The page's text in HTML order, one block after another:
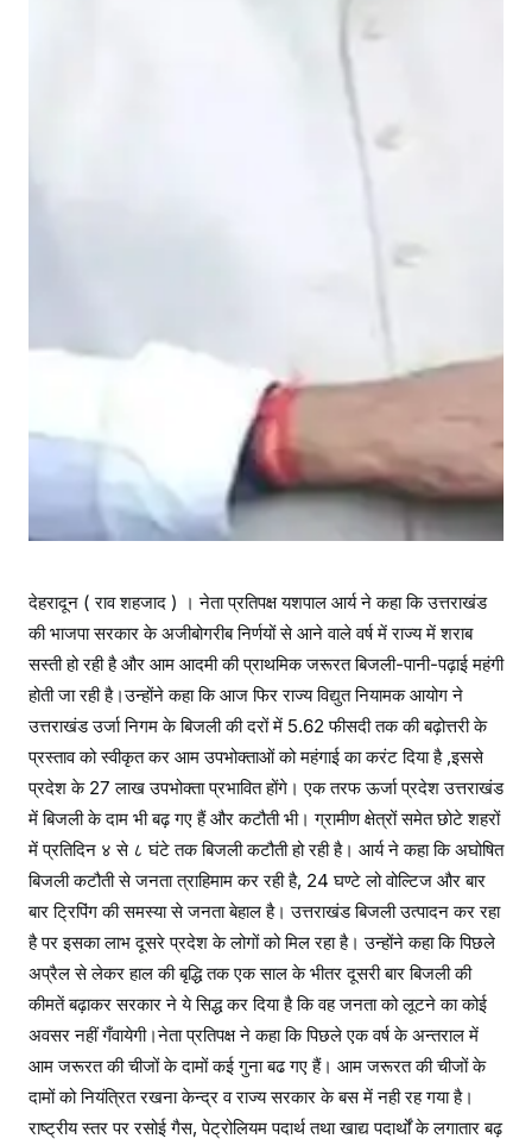
देहरादून ( राव शहजाद ) । नेता प्रतिपक्ष यशपाल आर्य ने कहा कि उत्तराखंड
की भाजपा सरकार के अजीबोगरीब निर्णयों से आने वाले वर्ष में राज्य में शराब
सस्ती हो रही है और आम आदमी की प्राथमिक जरूरत बिजली-पानी-पढ़ाई महंगी
होती जा रही है।उन्होंने कहा कि आज फिर राज्य विद्युत नियामक आयोग ने
उत्तराखंड उर्जा निगम के बिजली की दरों में 5.62 फीसदी तक की बढ़ोत्तरी के
प्रस्ताव को स्वीकृत कर आम उपभोक्ताओं को महंगाई का करंट दिया है ,इससे
प्रदेश के 27 लाख उपभोक्ता प्रभावित होंगे। एक तरफ ऊर्जा प्रदेश उत्तराखंड
में बिजली के दाम भी बढ़ गए हैं और कटौती भी। ग्रामीण क्षेत्रों समेत छोटे शहरों
में प्रतिदिन ४ से ८ घंटे तक बिजली कटौती हो रही है। आर्य ने कहा कि अघोषित
बिजली कटौती से जनता त्राहिमाम कर रही है, 24 घण्टे लो वोल्टिज और बार
बार ट्रिपिंग की समस्या से जनता बेहाल है। उत्तराखंड बिजली उत्पादन कर रहा
है पर इसका लाभ दूसरे प्रदेश के लोगों को मिल रहा है। उन्होंने कहा कि पिछले
अप्रैल से लेकर हाल की बृद्धि तक एक साल के भीतर दूसरी बार बिजली की
कीमतें बढ़ाकर सरकार ने ये सिद्ध कर दिया है कि वह जनता को लूटने का कोई
अवसर नहीं गँवायेगी।नेता प्रतिपक्ष ने कहा कि पिछले एक वर्ष के अन्तराल में
आम जरूरत की चीजों के दामों कई गुना बढ गए हैं। आम जरूरत की चीजों के
दामों को नियंत्रित रखना केन्द्र व राज्य सरकार के बस में नही रह गया है।
राष्ट्रीय स्तर पर रसोई गैस, पेट्रोलियम पदार्थ तथा खाद्य पदार्थों के लगातार बढ़